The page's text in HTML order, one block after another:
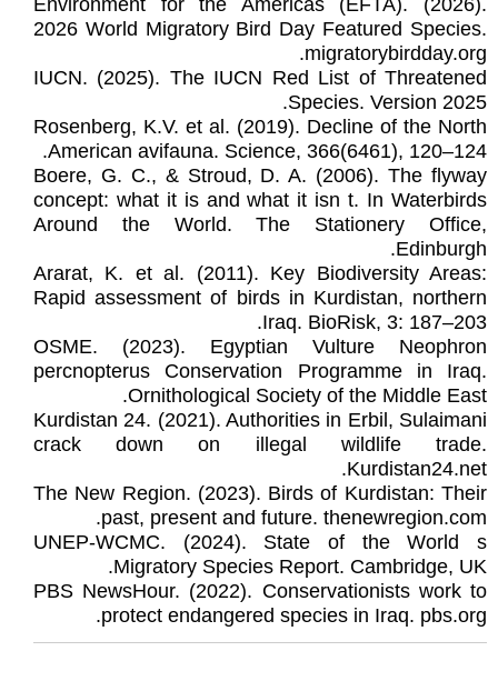
Environment for the Americas (EFTA). (2026).
2026 World Migratory Bird Day Featured Species.
migratorybirdday.org.
IUCN. (2025). The IUCN Red List of Threatened
Species. Version 2025.
Rosenberg, K.V. et al. (2019). Decline of the North
American avifauna. Science, 366(6461), 120–124.
Boere, G. C., & Stroud, D. A. (2006). The flyway
concept: what it is and what it isn t. In Waterbirds
Around the World. The Stationery Office,
Edinburgh.
Ararat, K. et al. (2011). Key Biodiversity Areas:
Rapid assessment of birds in Kurdistan, northern
Iraq. BioRisk, 3: 187–203.
OSME. (2023). Egyptian Vulture Neophron
percnopterus Conservation Programme in Iraq.
Ornithological Society of the Middle East.
Kurdistan 24. (2021). Authorities in Erbil, Sulaimani
crack down on illegal wildlife trade.
Kurdistan24.net.
The New Region. (2023). Birds of Kurdistan: Their
past, present and future. thenewregion.com.
UNEP-WCMC. (2024). State of the World s
Migratory Species Report. Cambridge, UK.
PBS NewsHour. (2022). Conservationists work to
protect endangered species in Iraq. pbs.org.